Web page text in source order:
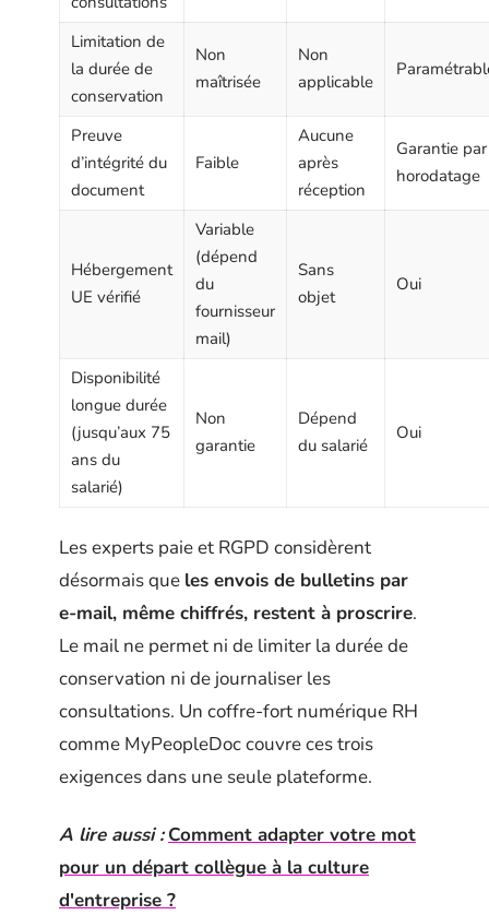
Limitation de
la durée de
conservation
Non
maîtrisée
Non
applicable
Preuve
d’intégrité du
document
Faible
Aucune
après
réception
Garantie par
horodatage
Hébergement
UE vérifié
Variable
(dépend
du
fournisseur
mail)
Sans
objet
Oui
Disponibilité
longue durée
(jusqu’aux 75
ans du
salarié)
Non
garantie
Dépend
du salarié
Oui
Les experts paie et RGPD considèrent
désormais que les envois de bulletins par
e-mail, même chiffrés, restent à proscrire.
Le mail ne permet ni de limiter la durée de
conservation ni de journaliser les
consultations. Un coffre-fort numérique RH
comme MyPeopleDoc couvre ces trois
exigences dans une seule plateforme.
A lire aussi : Comment adapter votre mot
pour un départ collègue à la culture
d'entreprise ?